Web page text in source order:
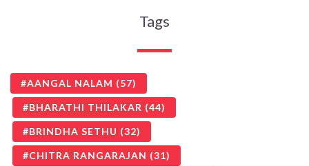
Tags
AANGAL NALAM (57)
BHARATHI THILAKAR (44)
BRINDHA SETHU (32)
CHITRA RANGARAJAN (31)